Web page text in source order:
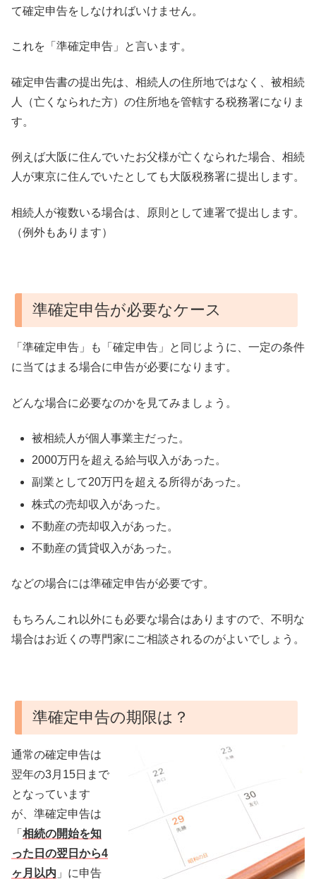
て確定申告をしなければいけません。
これを「準確定申告」と言います。
確定申告書の提出先は、相続人の住所地ではなく、被相続
人（亡くなられた方）の住所地を管轄する税務署になりま
す。
例えば大阪に住んでいたお父様が亡くなられた場合、相続
人が東京に住んでいたとしても大阪税務署に提出します。
相続人が複数いる場合は、原則として連署で提出します。
（例外もあります）
準確定申告が必要なケース
「準確定申告」も「確定申告」と同じように、一定の条件
に当てはまる場合に申告が必要になります。
どんな場合に必要なのかを見てみましょう。
被相続人が個人事業主だった。
2000万円を超える給与収入があった。
副業として20万円を超える所得があった。
株式の売却収入があった。
不動産の売却収入があった。
不動産の賃貸収入があった。
などの場合には準確定申告が必要です。
もちろんこれ以外にも必要な場合はありますので、不明な
場合はお近くの専門家にご相談されるのがよいでしょう。
準確定申告の期限は？
通常の確定申告は
翌年の3月15日まで
となっています
が、準確定申告は
「 相続の開始を知
った日の翌日から4
ヶ月以内 」に申告